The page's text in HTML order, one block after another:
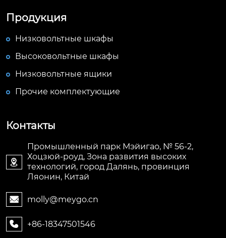
Продукция
Низковольтные шкафы
Высоковольтные шкафы
Низковольтные ящики
Прочие комплектующие
Контакты

Промышленный парк Мэйигао, № 56-2,
Хоцзюй-роуд, Зона развития высоких
технологий, город Далянь, провинция
Ляонин, Китай
 molly@meygo.cn
 +86-18347501546